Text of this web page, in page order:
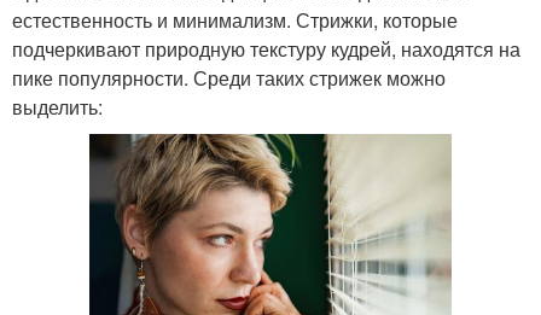
естественность и минимализм. Стрижки, которые
подчеркивают природную текстуру кудрей, находятся на
пике популярности. Среди таких стрижек можно
выделить: